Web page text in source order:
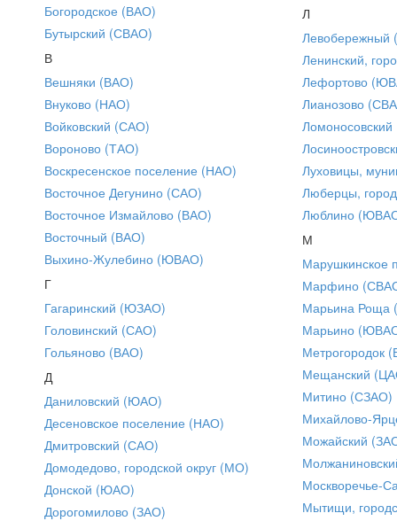
Богородское (ВАО)
Бутырский (СВАО)
В
Вешняки (ВАО)
Внуково (НАО)
Войковский (САО)
Вороново (ТАО)
Воскресенское поселение (НАО)
Восточное Дегунино (САО)
Восточное Измайлово (ВАО)
Восточный (ВАО)
Выхино-Жулебино (ЮВАО)
Г
Гагаринский (ЮЗАО)
Головинский (САО)
Гольяново (ВАО)
Д
Даниловский (ЮАО)
Десеновское поселение (НАО)
Дмитровский (САО)
Домодедово, городской округ (МО)
Донской (ЮАО)
Дорогомилово (ЗАО)
Л
Ленинский,
Лефортово
Лианозово
Луховицы,
Люберцы,
Люблино
М
Марушкинское
Марфино
Марьина Роща
Марьино
Метрогородок
Мещанский
Митино (СЗАО)
Михайлово-
Можайский
Москворечье-
Мытищи,